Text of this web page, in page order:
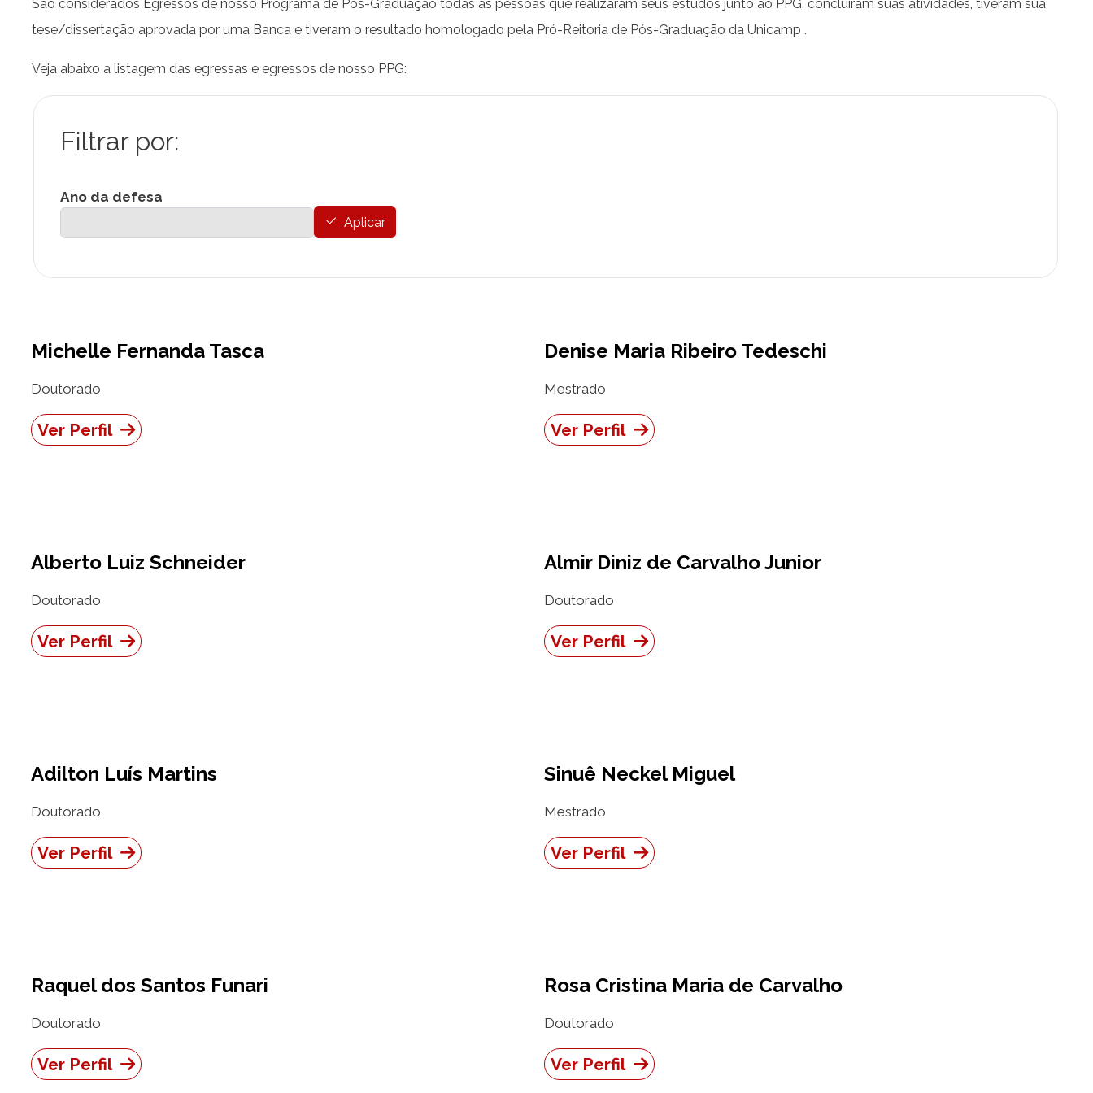
São considerados Egressos de nosso Programa de Pós-Graduação todas as pessoas que realizaram seus estudos junto ao PPG, concluíram suas atividades, tiveram sua
tese/dissertação aprovada por uma Banca e tiveram o resultado homologado pela Pró-Reitoria de Pós-Graduação da Unicamp .
Veja abaixo a listagem das egressas e egressos de nosso PPG:
Ano da defesa
Aplicar
Michelle Fernanda Tasca
Doutorado
Ver Perfil
Denise Maria Ribeiro Tedeschi
Mestrado
Ver Perfil
Alberto Luiz Schneider
Doutorado
Ver Perfil
Almir Diniz de Carvalho Junior
Doutorado
Ver Perfil
Adilton Luís Martins
Doutorado
Ver Perfil
Sinuê Neckel Miguel
Mestrado
Ver Perfil
Raquel dos Santos Funari
Doutorado
Ver Perfil
Rosa Cristina Maria de Carvalho
Doutorado
Ver Perfil